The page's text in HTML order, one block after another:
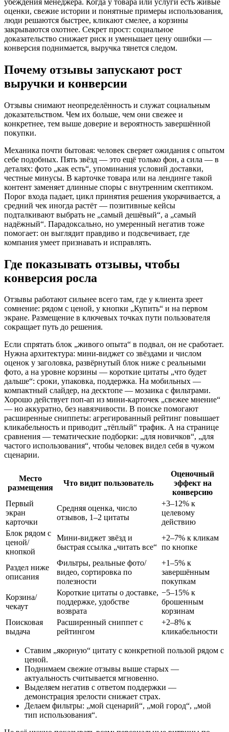
оценки, свежие истории и понятные примеры использования,
люди решаются быстрее, кликают смелее, а корзины
закрываются охотнее. Секрет прост: социальное
доказательство снижает риск и уменьшает цену ошибки —
конверсия поднимается, выручка тянется следом.
Почему отзывы запускают рост
выручки и конверсии
Отзывы снимают неопределённость и служат социальным
доказательством. Чем их больше, чем они свежее и
конкретнее, тем выше доверие и вероятность завершённой
покупки.
Механика почти бытовая: человек сверяет ожидания с опытом
себе подобных. Пять звёзд — это ещё только фон, а сила — в
деталях: фото „как есть“, упоминания условий доставки,
честные минусы. В карточке товара или на лендинге такой
контент заменяет длинные споры с внутренним скептиком.
Порог входа падает, цикл принятия решения укорачивается, а
средний чек иногда растёт — позитивные кейсы
подталкивают выбрать не „самый дешёвый“, а „самый
надёжный“. Парадоксально, но умеренный негатив тоже
помогает: он выглядит правдиво и подсвечивает, где
компания умеет признавать и исправлять.
Где показывать отзывы, чтобы
конверсия росла
Отзывы работают сильнее всего там, где у клиента зреет
сомнение: рядом с ценой, у кнопки „Купить“ и на первом
экране. Размещение в ключевых точках пути пользователя
сокращает путь до решения.
Если спрятать блок „живого опыта“ в подвал, он не сработает.
Нужна архитектура: мини‑виджет со звёздами и числом
оценок у заголовка, развёрнутый блок ниже с реальными
фото, а на уровне корзины — короткие цитаты „что будет
дальше“: сроки, упаковка, поддержка. На мобильных —
компактный слайдер, на десктопе — мозаика с фильтрами.
Хорошо действует поп‑ап из мини‑карточек „свежее мнение“
— но аккуратно, без навязчивости. В поиске помогают
расширенные сниппеты: агрегированный рейтинг повышает
кликабельность и приводит „тёплый“ трафик. А на странице
сравнения — тематические подборки: „для новичков“, „для
частого использования“, чтобы человек видел себя в чужом
сценарии.
Место
размещения
Что видит пользователь
Оценочный
эффект на
конверсию
Первый
экран
карточки
Средняя оценка, число
отзывов, 1–2 цитаты
+3–12% к
целевому
действию
Блок рядом с
ценой/
кнопкой
Мини‑виджет звёзд и
быстрая ссылка „читать все“
+2–7% к кликам
по кнопке
Раздел ниже
описания
Фильтры, реальные фото/
видео, сортировка по
полезности
+1–5% к
завершённым
покупкам
Корзина/
чекаут
Короткие цитаты о доставке,
поддержке, удобстве
возврата
−5–15% к
брошенным
корзинам
Поисковая
выдача
Расширенный сниппет с
рейтингом
+2–8% к
кликабельности
Ставим „якорную“ цитату с конкретной пользой рядом с
ценой.
Поднимаем свежие отзывы выше старых —
актуальность считывается мгновенно.
Выделяем негатив с ответом поддержки —
демонстрация зрелости снижает страх.
Делаем фильтры: „мой сценарий“, „мой город“, „мой
тип использования“.